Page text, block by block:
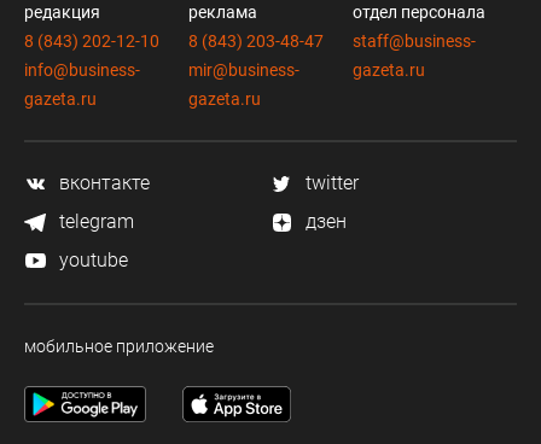
редакция
8 (843) 202-12-10
info@business-
gazeta.ru
реклама
8 (843) 203-48-47
mir@business-
gazeta.ru
отдел персонала
staff@business-
gazeta.ru
вконтакте
twitter
telegram
дзен
youtube
мобильное приложение